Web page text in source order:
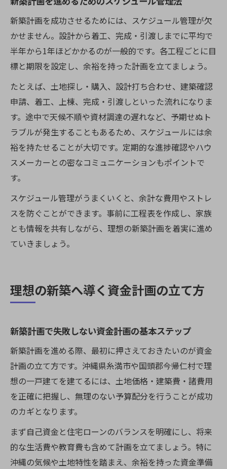
新築計画を成功させるためには、スケジュール管理が欠
かせません。設計から着工、完成・引渡しまでに平均で
半年から1年ほどかかるのが一般的です。各工程ごとに目
標と期限を設定し、余裕を持った計画を立てましょう。
たとえば、土地探し・購入、設計打ち合わせ、建築確認
申請、着工、上棟、完成・引渡しといった流れになりま
す。途中で天候不順や資材調達の遅れなど、予期せぬト
ラブルが発生することもあるため、スケジュールには余
裕を持たせることが大切です。定期的な進捗確認やハウ
スメーカーとの密なコミュニケーションもポイントで
す。
スケジュール管理がうまくいくと、余計な費用やストレ
スを防ぐことができます。事前に工程表を作成し、家族
とも情報を共有しながら、理想の新築計画を着実に進め
ていきましょう。
理想の新築へ導く資金計画の立て方
新築計画で失敗しない資金計画の基本ステップ
新築計画を進める際、最初に押さえておきたいのが資金
計画の立て方です。沖縄県糸満市や国頭郡今帰仁村で理
想の一戸建てを建てるには、土地価格・建築費・諸費用
を正確に把握し、無理のない予算配分を行うことが成功
のカギとなります。
まず自己資金と住宅ローンのバランスを明確にし、将来
的な生活費や教育費も含めて計画を立てましょう。特に
沖縄の気候や土地特性を踏まえ、余裕を持った資金準備